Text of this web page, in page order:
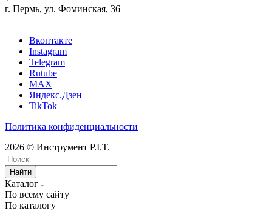
г. Пермь, ул. Фоминская, 36
Вконтакте
Instagram
Telegram
Rutube
MAX
Яндекс.Дзен
TikTok
Политика конфиденциальности
2026 © Инструмент P.I.T.
Найти
Каталог
По всему сайту
По каталогу